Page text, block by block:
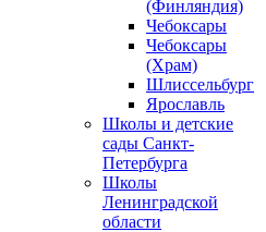
(Финляндия)
Чебоксары
Чебоксары
(Храм)
Шлиссельбург
Ярославль
Школы и детские
сады Санкт-
Петербурга
Школы
Ленинградской
области